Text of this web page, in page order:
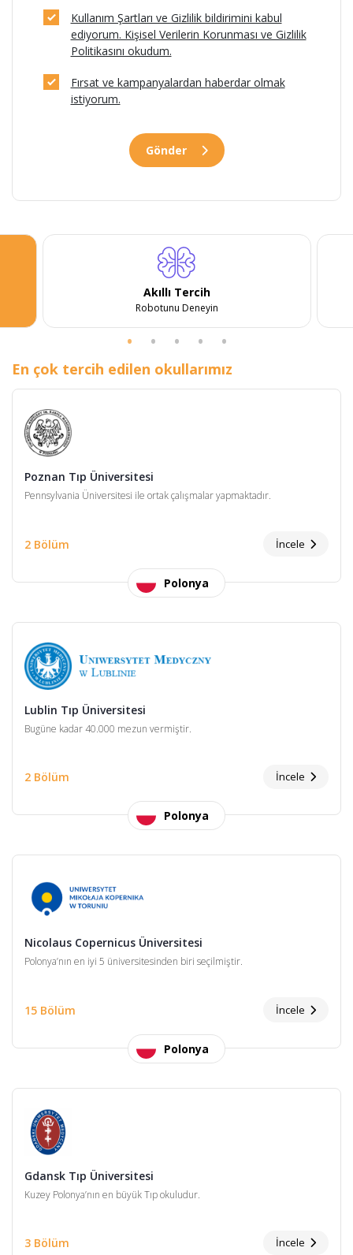
Kullanım Şartları ve Gizlilik bildirimini kabul
ediyorum. Kişisel Verilerin Korunması ve Gizlilik
Politikasını okudum.
Fırsat ve kampanyalardan haberdar olmak
istiyorum.
Gönder
Akıllı Tercih
Robotunu Deneyin
En çok tercih edilen okullarımız
Poznan Tıp Üniversitesi
Pennsylvania Üniversitesi ile ortak çalışmalar yapmaktadır.
2 Bölüm İncele
Polonya
Lublin Tıp Üniversitesi
Bugüne kadar 40.000 mezun vermiştir.
2 Bölüm İncele
Polonya
Nicolaus Copernicus Üniversitesi
Polonya’nın en iyi 5 üniversitesinden biri seçilmiştir.
15 Bölüm İncele
Polonya
Gdansk Tıp Üniversitesi
Kuzey Polonya’nın en büyük Tıp okuludur.
3 Bölüm İncele